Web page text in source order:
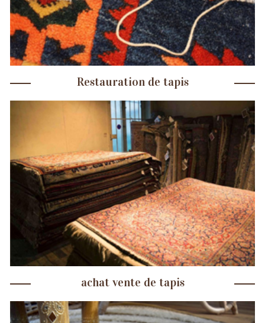
Restauration de tapis
achat vente de tapis